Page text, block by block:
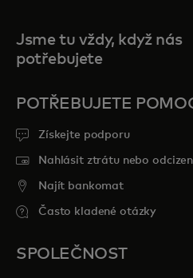
Jsme tu vždy, když nás
potřebujete
POTŘEBUJETE
Získejte podporu
Nahlásit ztrátu nebo
Najít bankomat
Často kladené otázky
SPOLEČNOST